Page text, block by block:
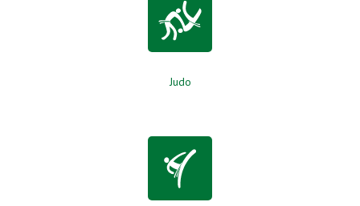
Judo